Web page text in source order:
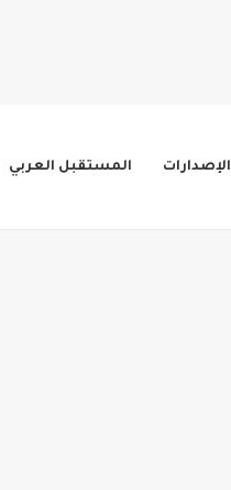
الإصدارات المستقبل العربي